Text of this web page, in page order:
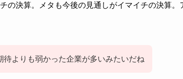
の決算。メタも今後の見通しがイマイチの決算
待よりも弱かった企業が多いみたいだね